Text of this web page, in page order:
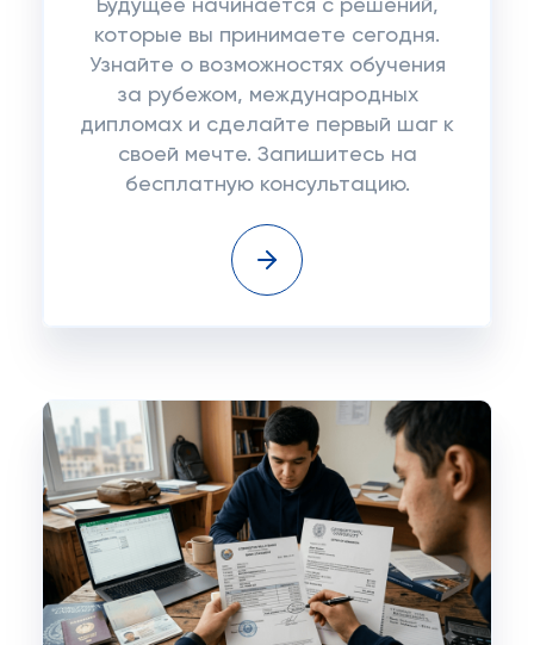
Будущее начинается с решений,
которые вы принимаете сегодня.
Узнайте о возможностях обучения
за рубежом, международных
дипломах и сделайте первый шаг к
своей мечте. Запишитесь на
бесплатную консультацию.